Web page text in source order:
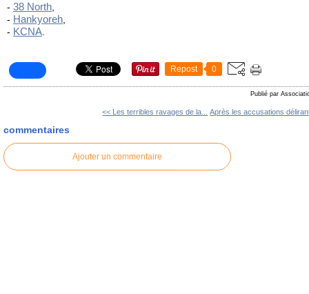
- 38 North,
- Hankyoreh,
- KCNA.
Repost 0
Publié par
<< Les terribles ravages de la... Après les accusations
commentaires
Ajouter un commentaire